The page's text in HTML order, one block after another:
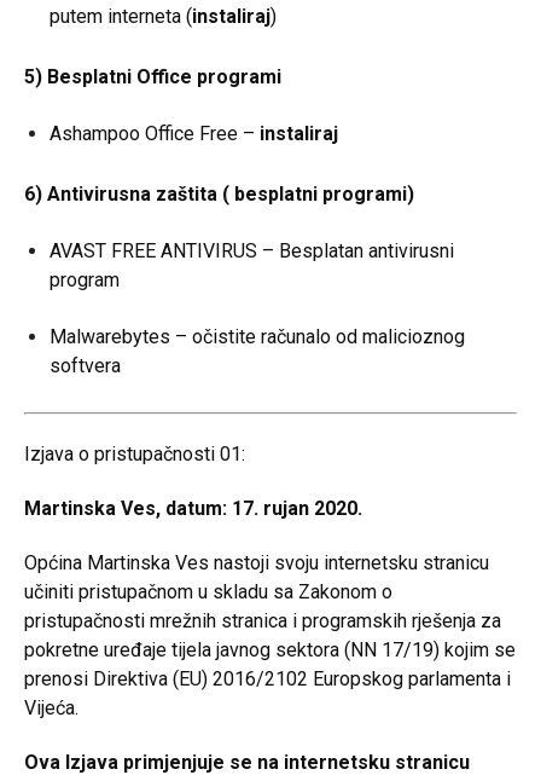
putem interneta (instaliraj)
5) Besplatni Office programi
Ashampoo Office Free – instaliraj
6) Antivirusna zaštita ( besplatni programi)
AVAST FREE ANTIVIRUS – Besplatan antivirusni
program
Malwarebytes – očistite računalo od malicioznog
softvera
Izjava o pristupačnosti 01:
Martinska Ves, datum: 17. rujan 2020.
Općina Martinska Ves nastoji svoju internetsku stranicu
učiniti pristupačnom u skladu sa Zakonom o
pristupačnosti mrežnih stranica i programskih rješenja za
pokretne uređaje tijela javnog sektora (NN 17/19) kojim se
prenosi Direktiva (EU) 2016/2102 Europskog parlamenta i
Vijeća.
Ova Izjava primjenjuje se na internetsku stranicu